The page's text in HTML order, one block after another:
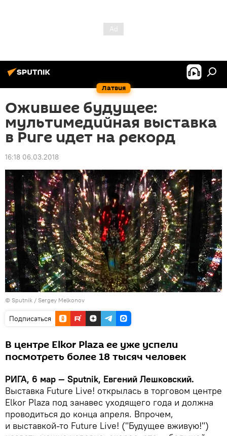
Латвия
Ожившее будущее:
мультимедийная выставка
в Риге идет на рекорд
16:18 06.03.2018
© Sputnik / Sergey Melkonov
Подписаться
В центре Elkor Plaza ее уже успели
посмотреть более 18 тысяч человек
РИГА, 6 мар — Sputnik, Евгений Лешковский.
Выставка Future Live! открылась в торговом центре
Elkor Plaza под занавес уходящего года и должна
проводиться до конца апреля. Впрочем,
и выставкой-то Future Live! ("Будущее вживую!")